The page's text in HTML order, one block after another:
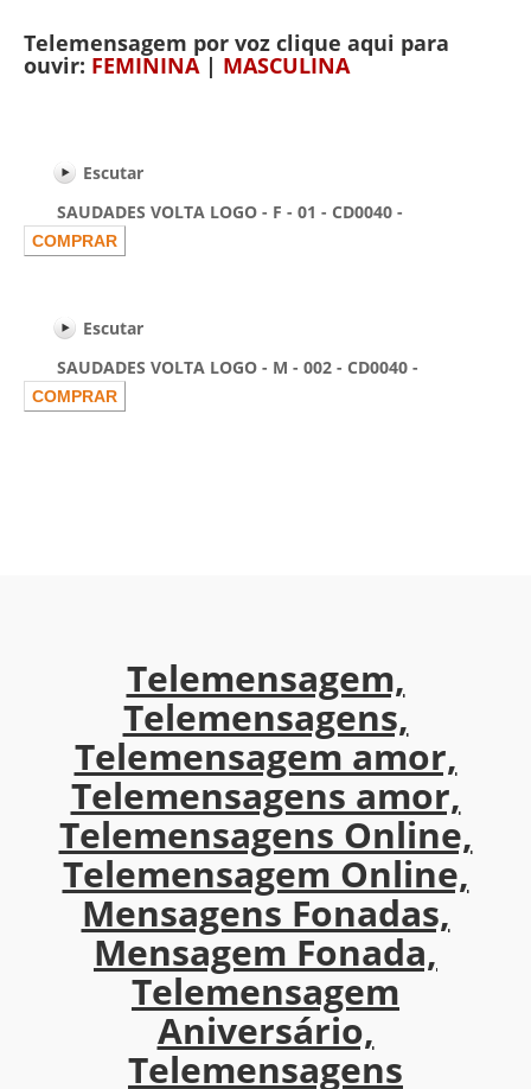
Telemensagem por voz clique aqui para
ouvir: FEMININA| MASCULINA
Escutar
SAUDADES VOLTA LOGO - F - 01 - CD0040 -
Escutar
SAUDADES VOLTA LOGO - M - 002 - CD0040 -
Telemensagem,
Telemensagens,
Telemensagem amor,
Telemensagens amor,
Telemensagens Online,
Telemensagem Online,
Mensagens Fonadas,
Mensagem Fonada,
Telemensagem
Aniversário,
Telemensagens